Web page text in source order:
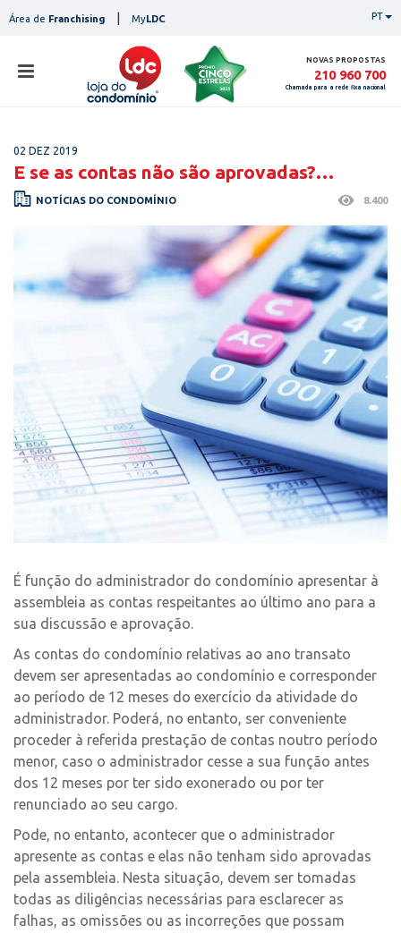
toÁrea de Franchising MyLDC PT
NOVAS PROPOSTAS
210 960 700
Chamada para a rede fixa nacional
serviços
notícias
contactos
02 DEZ 2019
E se as contas não são aprovadas?…
NOTÍCIAS DO CONDOMÍNIO 8.400
É função do administrador do condomínio apresentar à
assembleia as contas respeitantes ao último ano para a
sua discussão e aprovação.
As contas do condomínio relativas ao ano transato
devem ser apresentadas ao condomínio e corresponder
ao período de 12 meses do exercício da atividade do
administrador. Poderá, no entanto, ser conveniente
proceder à referida prestação de contas noutro período
menor, caso o administrador cesse a sua função antes
dos 12 meses por ter sido exonerado ou por ter
renunciado ao seu cargo.
Pode, no entanto, acontecer que o administrador
apresente as contas e elas não tenham sido aprovadas
pela assembleia. Nesta situação, devem ser tomadas
todas as diligências necessárias para esclarecer as
falhas, as omissões ou as incorreções que possam